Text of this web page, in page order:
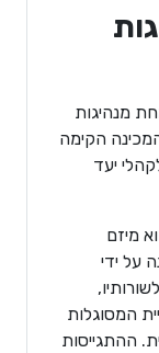
מנהיגות
הקימה
יעד
מיזם
על ידי
המסוגלות
ההתגייסות